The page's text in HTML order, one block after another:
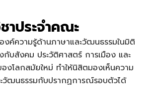
าประจำคณะ
องค์ความรู้ด้านภาษาและวัฒนธรรมในมิติ
บสังคม ประวัติศาสตร์ การเมือง และ
งโลกสมัยใหม่ ทำให้นิสิตมองเห็นความ
วัฒนธรรมกับปรากฏการณ์รอบตัวได้